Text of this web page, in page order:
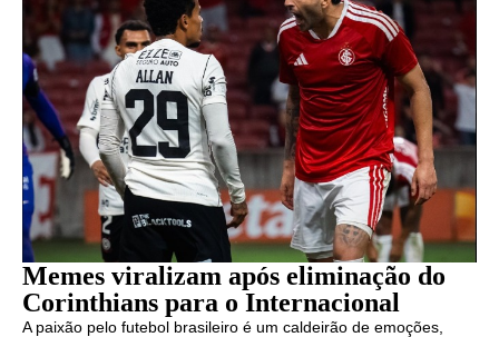
Memes viralizam após eliminação do
Corinthians para o Internacional
A paixão pelo futebol brasileiro é um caldeirão de emoções,